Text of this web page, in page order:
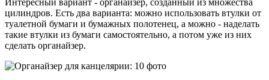
Интересный вариант - органайзер, созданный из множества
цилиндров. Есть два варианта: можно использовать втулки от
туалетной бумаги и бумажных полотенец, а можно - наделать
такие втулки из бумаги самостоятельно, а потом уже из них
сделать органайзер.